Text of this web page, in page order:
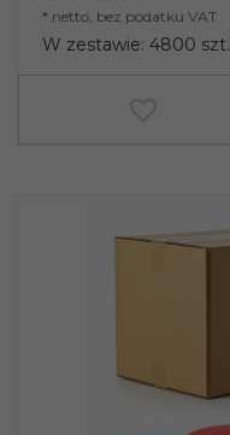
* netto, bez podatku VAT
W zestawie: 4800 szt.